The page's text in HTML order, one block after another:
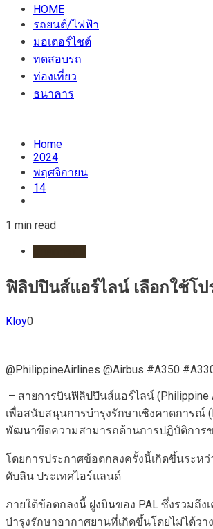
HOME
รถยนต์/ไฟฟ้า
มอเตอร์ไชต์
ทดสอบรถ
ท่องเที่ยว
ธนาคาร
Home
2024
พฤศจิกายน
14
1 min read
ฟิลิปปินส์แอร์ไลน์ เลือกใช้โ
Kloy0
@PhilippineAirlines @Airbus #A350
– สายการบินฟิลิปปินส์แอร์ไลน์ (Philippine
เพื่อสนับสนุนการบํารุงรักษาเชิงคาดการณ์
พัฒนาขีดความสามารถด้านการปฏิบัติการ
โดยการประกาศข้อตกลงครั้งนี้เกิดขึ้นระหว่
ดับลิน ประเทศไอร์แลนด์
ภายใต้ข้อตกลงนี้ ฝูงบินของ PAL ซึ่งรวมถึง
บำรุงรักษาอากาศยานที่เกิดขึ้นโดยไม่ได้วา